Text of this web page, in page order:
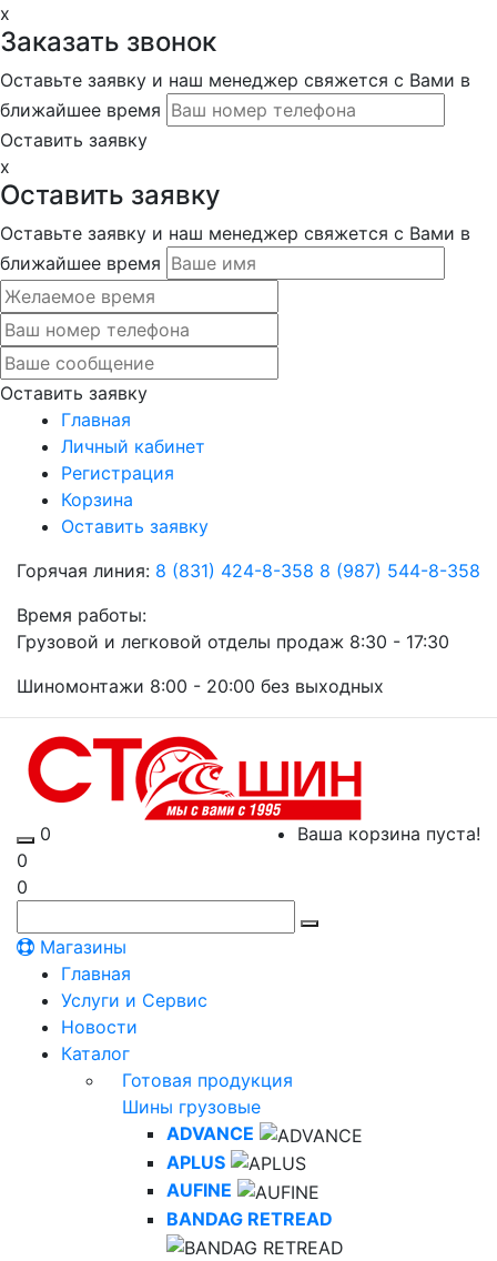
x
Заказать звонок
Оставьте заявку и наш менеджер свяжется с Вами в
ближайшее время
Оставить заявку
x
Оставить заявку
Оставьте заявку и наш менеджер свяжется с Вами в
ближайшее время
Оставить заявку
Главная
Личный кабинет
Регистрация
Корзина
Оставить заявку
Горячая линия: 8 (831) 424-8-358 8 (987) 544-8-358
Время работы:
Грузовой и легковой отделы продаж 8:30 - 17:30
Шиномонтажи 8:00 - 20:00 без выходных
0
Ваша корзина пуста!
0
0
Магазины
Главная
Услуги и Сервис
Новости
Каталог
Готовая продукция
Шины грузовые
ADVANCE
APLUS
AUFINE
BANDAG RETREAD